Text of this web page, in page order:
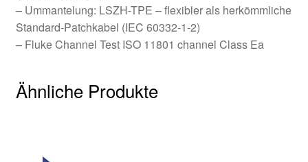
– Ummantelung: LSZH-TPE – flexibler als herkömmliche
Standard-Patchkabel (IEC 60332-1-2)
– Fluke Channel Test ISO 11801 channel Class Ea
Ähnliche Produkte